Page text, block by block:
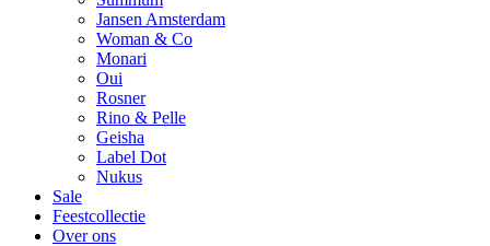
Jansen Amsterdam
Woman & Co
Monari
Oui
Rosner
Rino & Pelle
Geisha
Label Dot
Nukus
Sale
Feestcollectie
Over ons